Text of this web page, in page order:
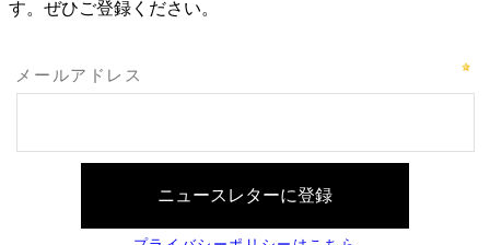
す。ぜひご登録ください。